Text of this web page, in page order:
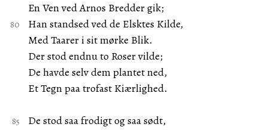
En Ven ved Arnos Bredder gik;
Han standsed ved de Elsktes Kilde,
Med Taarer i sit mørke Blik.
Der stod endnu to Roser vilde;
De havde selv dem plantet ned,
Et Tegn paa trofast Kiærlighed.
De stod saa frodigt og saa sødt,